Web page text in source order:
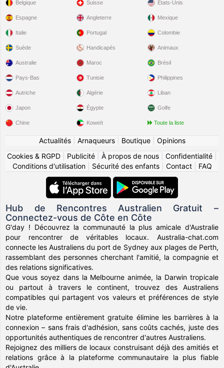
Belgique
Espagne
Italie
Suède
Suisse
Angleterre
Portugal
Handicapés
États-Unis
Mexique
Colombie
Animaux
Australie
Pays-Bas
Autriche
Japon
Chine
Maroc
Tunisie
Algérie
Égypte
Koweït
Brésil
Philippines
Liban
Golfe
Toute la liste
Actualités| Arnaqueurs| Boutique| Opinions
Cookies & RGPD
Publicité À propos de nous Confidentialité
Conditions d'utilisation| Sécurité des enfants| Contact| FAQ
Hub de Rencontres Australien Gratuit –
Connectez-vous de Côte en Côte
G'day ! Découvrez la communauté la plus amicale d'Australie
pour rencontrer de véritables locaux. Australia-chat.com
connecte les Australiens du port de Sydney aux plages de Perth,
rassemblant des personnes cherchant l'amitié, la compagnie et
des relations significatives.
Que vous soyez dans la Melbourne animée, la Darwin tropicale
ou partout à travers le continent, trouvez des Australiens
compatibles qui partagent vos valeurs et préférences de style
de vie.
Notre plateforme entièrement gratuite élimine les barrières à la
connexion – sans frais d'adhésion, sans coûts cachés, juste des
opportunités authentiques de rencontrer d'autres Australiens.
Rejoignez des milliers de locaux construisant déjà des amitiés et
relations grâce à la plateforme communautaire la plus fiable